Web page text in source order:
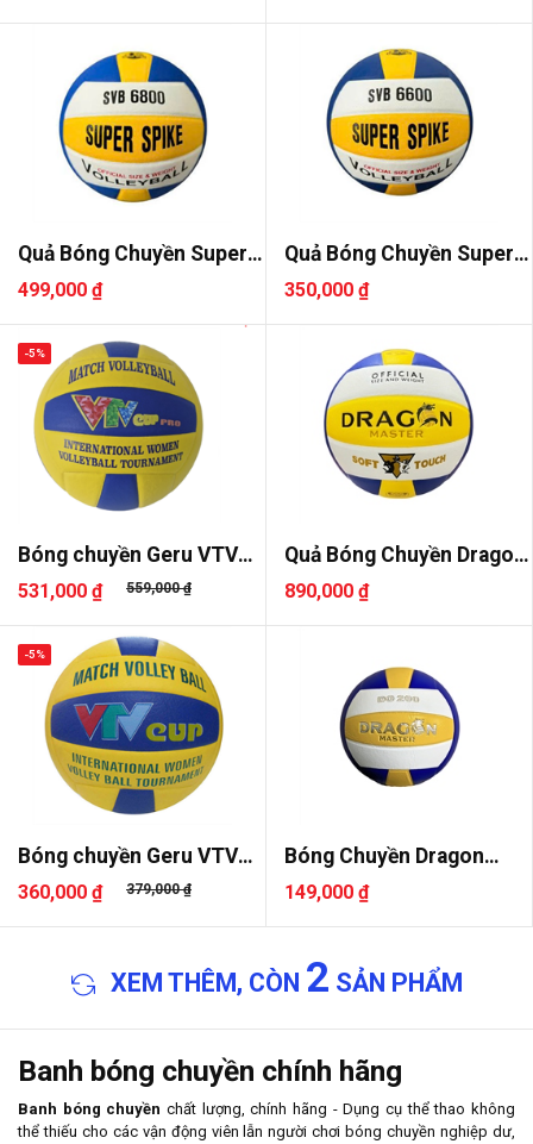
Quả Bóng Chuyền Super
Spike ..
499,000 ₫
Quả Bóng Chuyền Super
Spike ..
350,000 ₫
Bóng chuyền Geru VTV
Cup Pro
531,000 ₫ 559,000 ₫
-5%
Quả Bóng Chuyền Dragon
DG740..
890,000 ₫
Bóng chuyền Geru VTV
Cup
360,000 ₫ 379,000 ₫
-5%
Bóng Chuyền Dragon
DG200
149,000 ₫
XEM THÊM, CÒN 2 SẢN PHẨM
Banh bóng chuyền chính hãng
Banh bóng chuyền chất lượng, chính hãng - Dụng cụ thể thao không
thể thiếu cho các vận động viên lẫn người chơi bóng chuyền nghiệp dư,